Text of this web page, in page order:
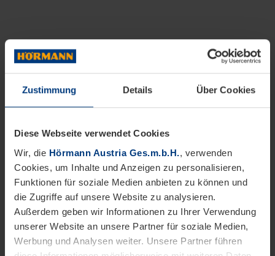
Zustimmung Details Über Cookies
Diese Webseite verwendet Cookies
Wir, die Hörmann Austria Ges.m.b.H., verwenden
Cookies, um Inhalte und Anzeigen zu personalisieren,
Funktionen für soziale Medien anbieten zu können und
die Zugriffe auf unsere Website zu analysieren.
Außerdem geben wir Informationen zu Ihrer Verwendung
unserer Website an unsere Partner für soziale Medien,
Werbung und Analysen weiter. Unsere Partner führen